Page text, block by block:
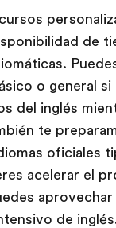
de
o general
del inglés
te
oficiales
acelerar el
de